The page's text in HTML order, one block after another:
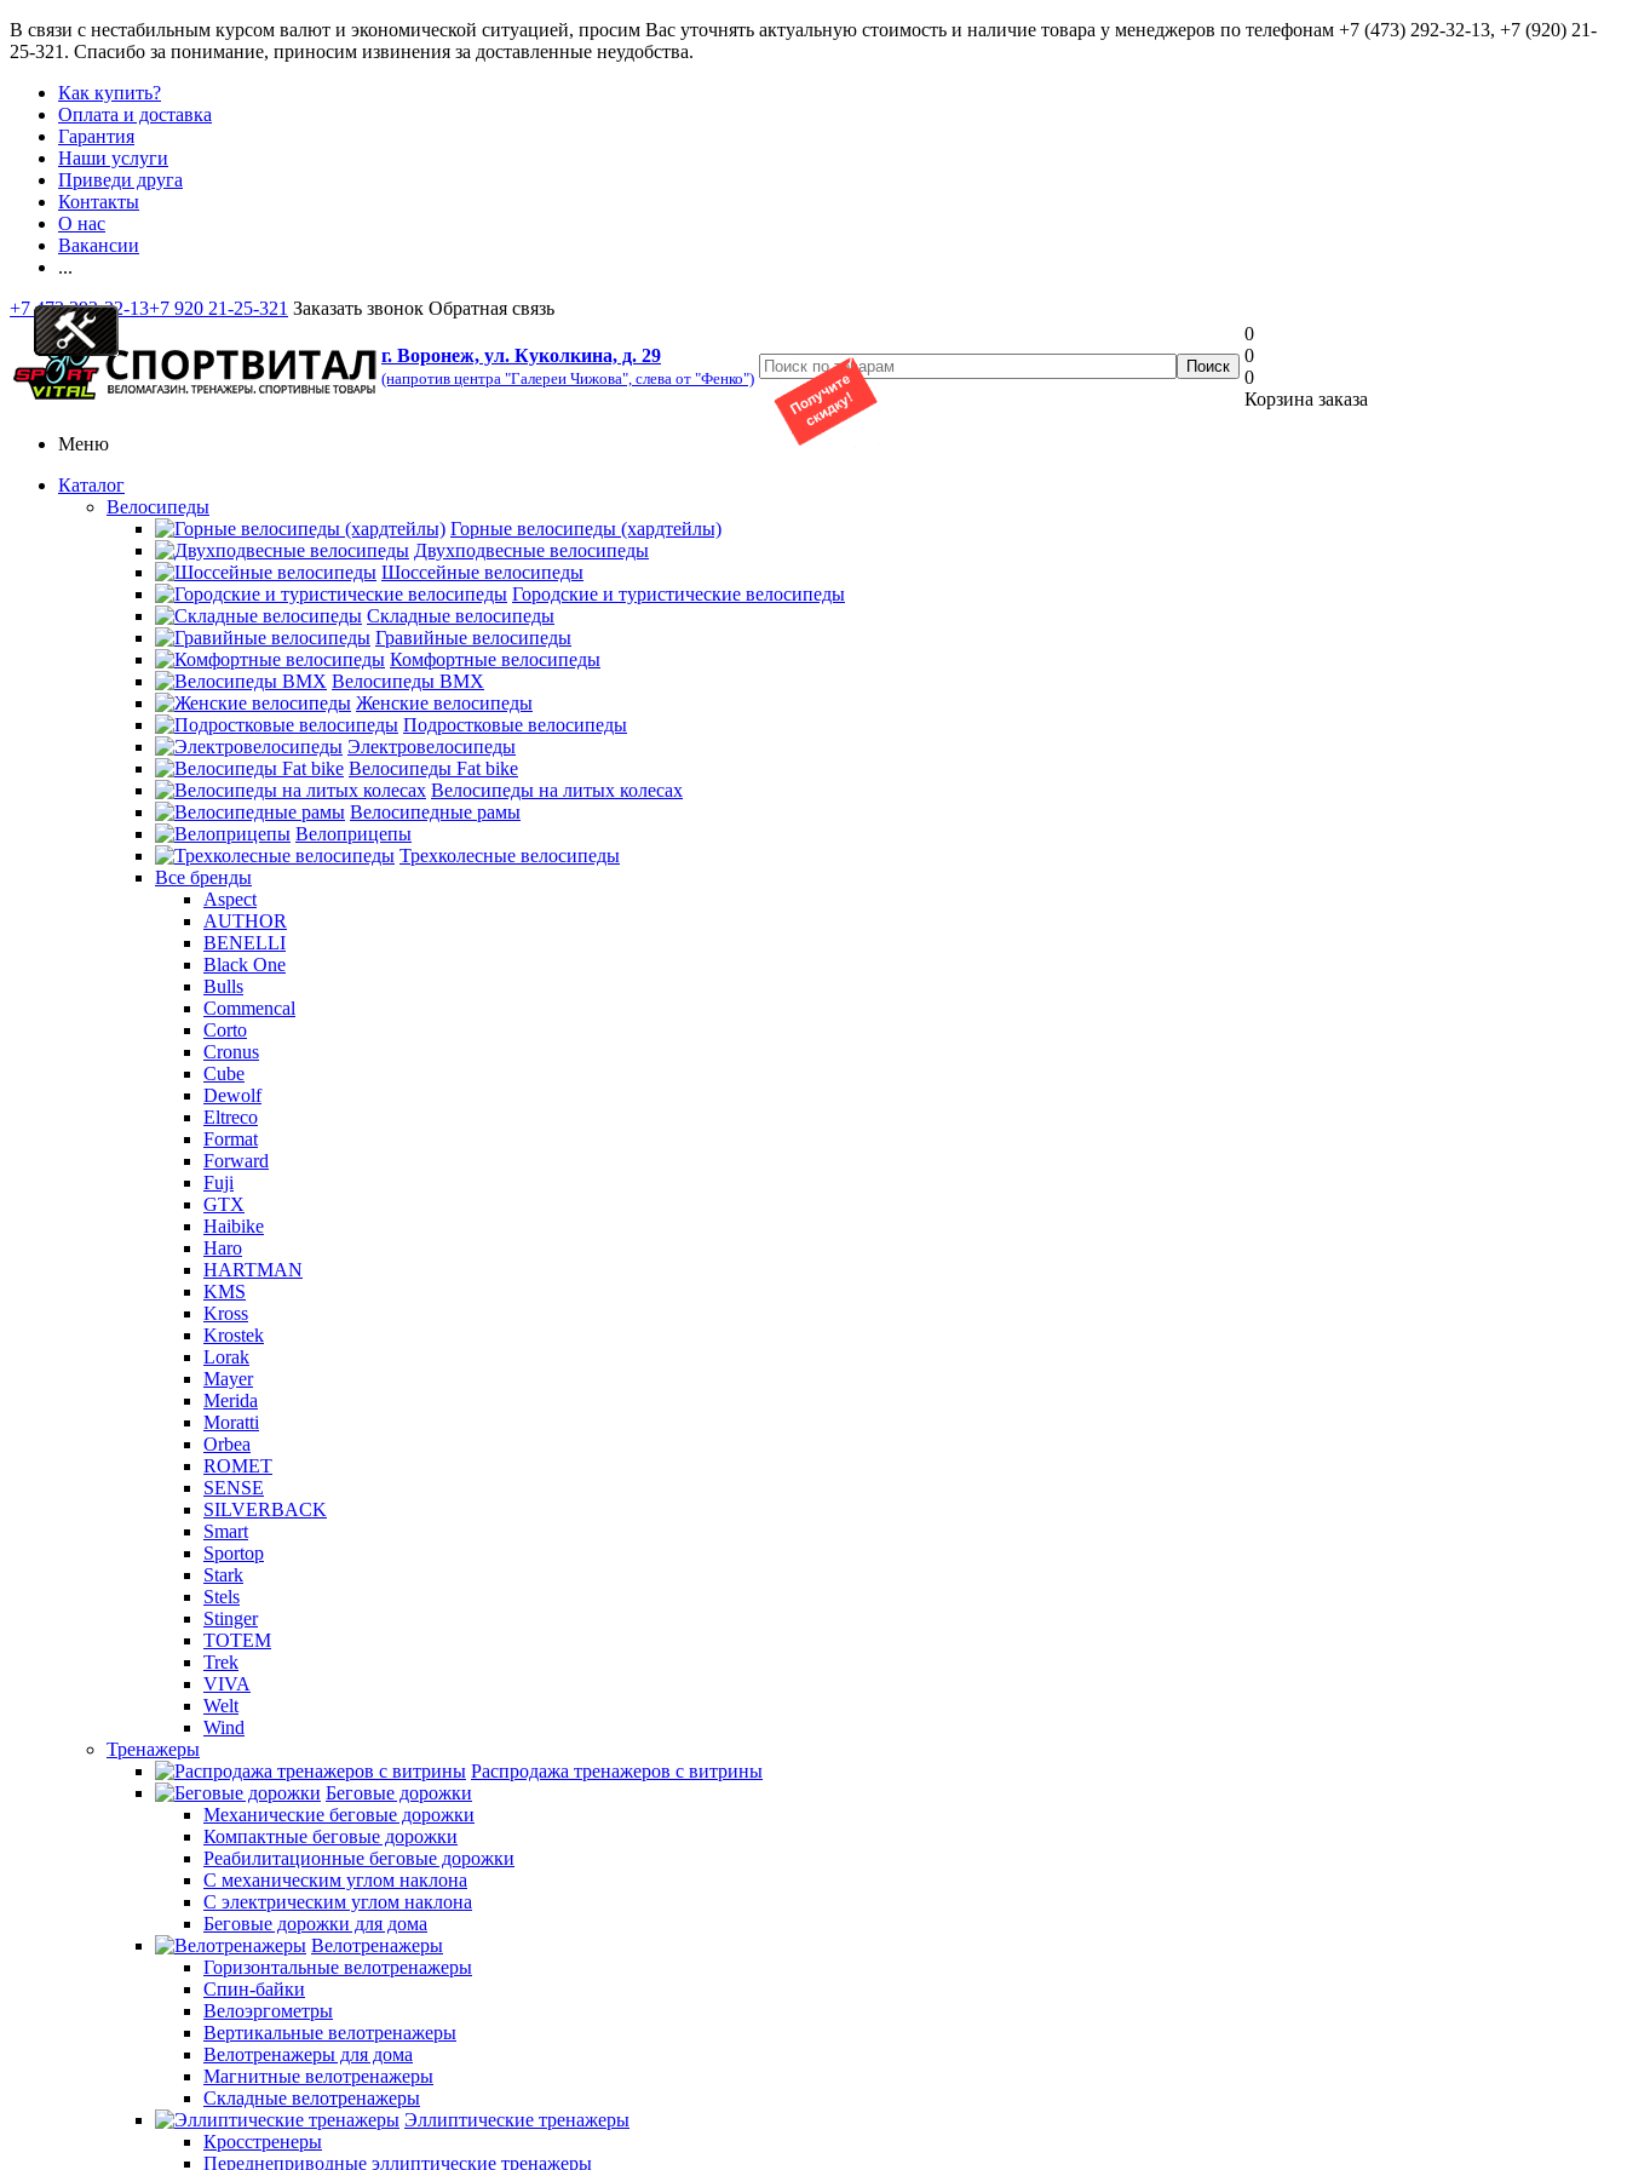
В связи с нестабильным курсом валют и экономической ситуацией, просим Вас уточнять актуальную стоимость и наличие товара у менеджеров по телефонам +7 (473) 292-32-13, +7 (920) 21-
25-321 . Спасибо за понимание, приносим извинения за доставленные неудобства.
Как купить?
Оплата и доставка
Гарантия
Наши услуги
Приведи друга
Контакты
О нас
Вакансии
...
+7 473 292-32-13+7 920 21-25-321 Заказать звонок Обратная связь
г. Воронеж, ул. Куколкина, д. 29
(напротив центра "Галереи Чижова", слева от "Фенко")
0
0
0
Корзина заказа
Меню
Каталог
Велосипеды
Горные велосипеды (хардтейлы)
Двухподвесные велосипеды
Шоссейные велосипеды
Городские и туристические велосипеды
Складные велосипеды
Гравийные велосипеды
Комфортные велосипеды
Велосипеды BMX
Женские велосипеды
Подростковые велосипеды
Электровелосипеды
Велосипеды Fat bike
Велосипеды на литых колесах
Велосипедные рамы
Велоприцепы
Трехколесные велосипеды
Все бренды
Aspect
AUTHOR
BENELLI
Black One
Bulls
Commencal
Corto
Cronus
Cube
Dewolf
Eltreco
Format
Forward
Fuji
GTX
Haibike
Haro
HARTMAN
KMS
Kross
Krostek
Lorak
Mayer
Merida
Moratti
Orbea
ROMET
SENSE
SILVERBACK
Smart
Sportop
Stark
Stels
Stinger
TOTEM
Trek
VIVA
Welt
Wind
Тренажеры
Распродажа тренажеров с витрины
Беговые дорожки
Механические беговые дорожки
Компактные беговые дорожки
Реабилитационные беговые дорожки
С механическим углом наклона
С электрическим углом наклона
Беговые дорожки для дома
Велотренажеры
Горизонтальные велотренажеры
Спин-байки
Велоэргометры
Вертикальные велотренажеры
Велотренажеры для дома
Магнитные велотренажеры
Складные велотренажеры
Эллиптические тренажеры
Кросстренеры
Переднеприводные эллиптические тренажеры